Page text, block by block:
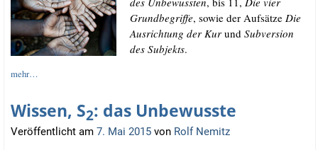
Grund­be­grif­fe, sowie der Auf­sät­ze Die
Aus­rich­tung der Kurund Sub­ver­si­on
des Sub­jekts.
mehr…
Wissen, S2: das Unbewusste
Veröffentlicht am 7. Mai 2015 von Rolf Nemitz